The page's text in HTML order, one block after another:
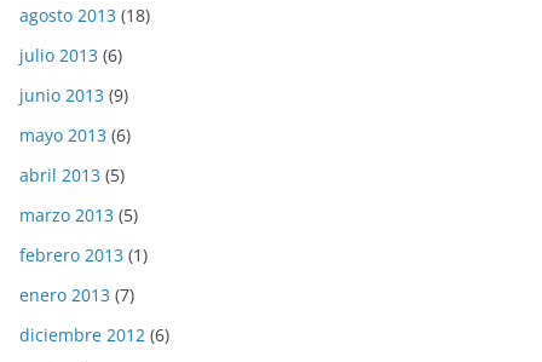
agosto 2013 (18)
julio 2013 (6)
junio 2013 (9)
mayo 2013 (6)
abril 2013 (5)
marzo 2013 (5)
febrero 2013 (1)
enero 2013 (7)
diciembre 2012 (6)